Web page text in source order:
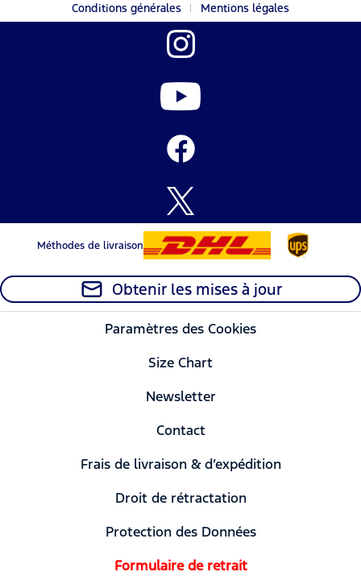
Conditions générales
Mentions légales
Méthodes de livraison
Obtenir les mises à jour
Paramètres des Cookies
Size Chart
Newsletter
Contact
Frais de livraison & d’expédition
Droit de rétractation
Protection des Données
Formulaire de retrait